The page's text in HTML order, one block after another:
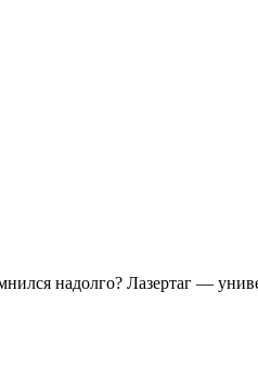
надолго? Лазертаг —